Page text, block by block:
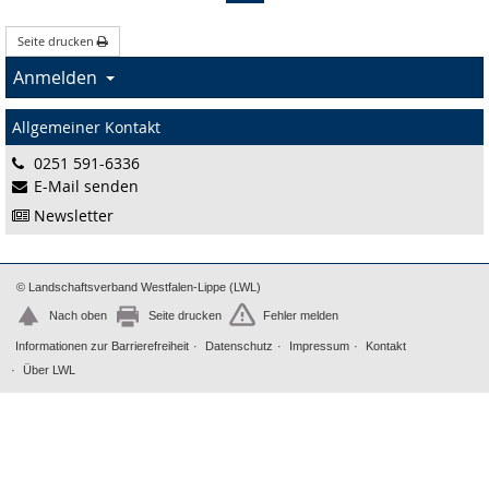
Seite drucken
Anmelden
Allgemeiner Kontakt
0251 591-6336
E-Mail senden
Newsletter
© Landschaftsverband Westfalen-Lippe (LWL)
Nach oben Seite drucken Fehler melden
Informationen zur Barrierefreiheit Datenschutz Impressum
Kontakt
Über LWL